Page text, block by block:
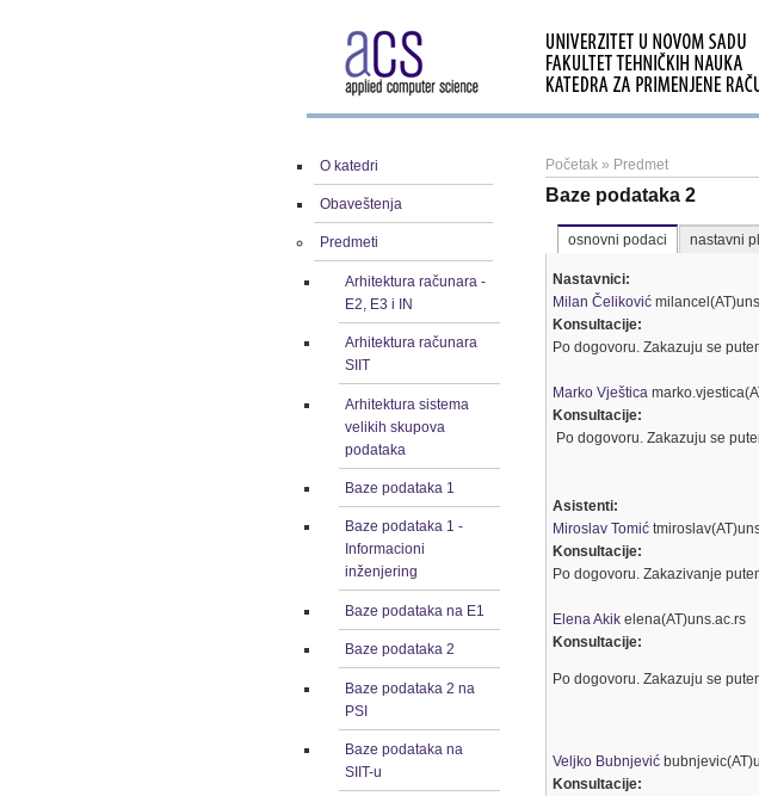
O katedri
Obaveštenja
Predmeti
Arhitektura računara -
E2, E3 i IN
Arhitektura računara
SIIT
Arhitektura sistema
velikih skupova
podataka
Baze podataka 1
Baze podataka 1 -
Informacioni
inženjering
Baze podataka na E1
Baze podataka 2
Baze podataka 2 na
PSI
Baze podataka na
SIIT-u
Početak » Predmet
Baze podataka 2
osnovni podaci nastavni
Nastavnici:
Milan Čeliković
Konsultacije:
Po dogovoru. Zakazuju se
Marko Vještica
Konsultacije:
Po dogovoru. Zakazuju se
Asistenti:
Miroslav Tomić
Konsultacije:
Po dogovoru. Zakazivanje
Elena Akik elena(AT)uns.ac.rs
Konsultacije:
Po dogovoru. Zakazuju se
Veljko Bubnjević
Konsultacije: